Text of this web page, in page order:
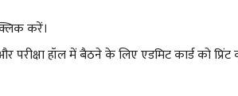
करें।
परीक्षा हॉल में बैठने के लिए एडमिट कार्ड को प्रिंट